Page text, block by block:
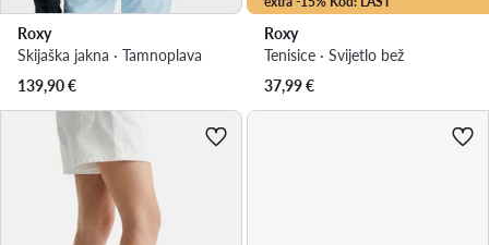
Roxy
Skijaška jakna · Tamnoplava
139,90€
Roxy
Tenisice · Svijetlo bež
37,99€